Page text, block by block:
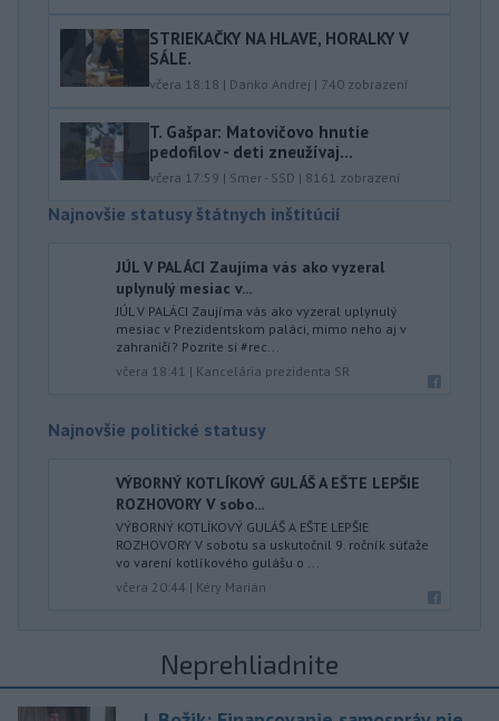
STRIEKAČKY NA HLAVE, HORALKY V
SÁLE.
včera 18:18 | Danko Andrej | 740 zobrazení
T. Gašpar: Matovičovo hnutie
pedofilov - deti zneužívaj...
včera 17:59 | Smer - SSD | 8161 zobrazení
Najnovšie statusy štátnych inštitúcií
JÚL V PALÁCI Zaujíma vás ako vyzeral
uplynulý mesiac v...
JÚL V PALÁCI Zaujíma vás ako vyzeral uplynulý
mesiac v Prezidentskom paláci, mimo neho aj v
zahraničí? Pozrite si #rec...
včera 18:41 | Kancelária prezidenta SR
Najnovšie politické statusy
VÝBORNÝ KOTLÍKOVÝ GULÁŠ A EŠTE LEPŠIE
ROZHOVORY V sobo...
VÝBORNÝ KOTLÍKOVÝ GULÁŠ A EŠTE LEPŠIE
ROZHOVORY V sobotu sa uskutočnil 9. ročník súťaže
vo varení kotlíkového gulášu o ...
včera 20:44 | Kéry Marián
Neprehliadnite